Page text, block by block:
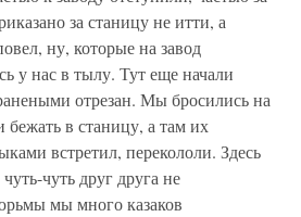
за станицу не итти, а
ну, которые на завод
у нас в тылу. Тут еще начали
отрезан. Мы бросились на
в станицу, а там их
встретил, перекололи. Здесь
чуть друг друга не
мы много казаков